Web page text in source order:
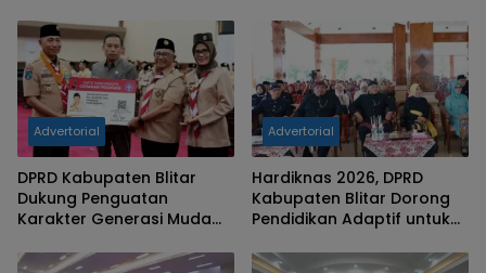
Muda
Advertorial
DPRD Kabupaten Blitar
Dukung Penguatan
Karakter Generasi Muda
Pramuka
Advertorial
Hardiknas 2026, DPRD
Kabupaten Blitar Dorong
Pendidikan Adaptif untuk